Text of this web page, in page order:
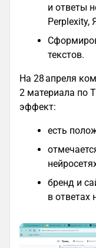
и ответы
Perplexity,
текстов.
На 28 апреля
2 материала по
эффект:
есть
бренд и
в ответах